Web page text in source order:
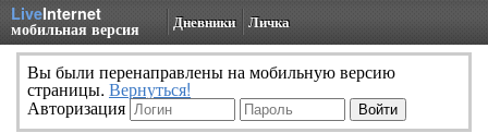
LiveInternet
мобильная версия Дневники Личка
Вы были перенаправлены на мобильную версию
страницы. Вернуться!
Авторизация